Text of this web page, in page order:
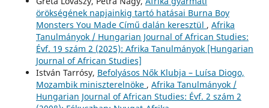
örökségének napjainkig tartó hatásai Burna Boy
Monsters You Made Című dalán keresztül , Afrika
Tanulmányok / Hungarian Journal of African Studies:
Évf. 19 szám 2 (2025): Afrika Tanulmányok [Hungarian
Journal of African Studies]
István Tarrósy, Befolyásos Nők Klubja – Luísa Diogo,
Mozambik miniszterelnöke , Afrika Tanulmányok /
Hungarian Journal of African Studies: Évf. 2 szám 2